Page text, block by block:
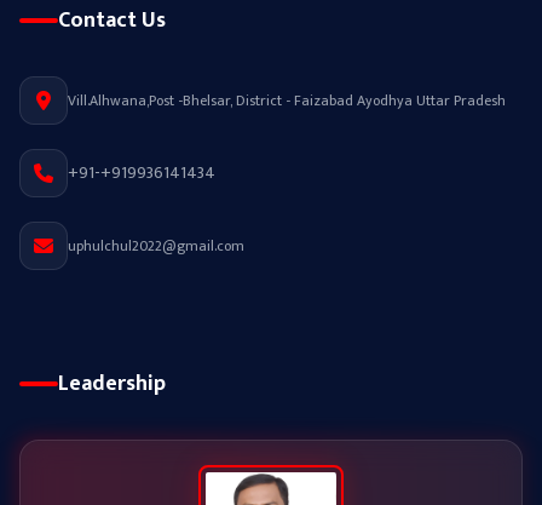
Contact Us
Vill.Alhwana,Post -Bhelsar, District - Faizabad Ayodhya Uttar Pradesh
+91-+919936141434
uphulchul2022@gmail.com
Leadership